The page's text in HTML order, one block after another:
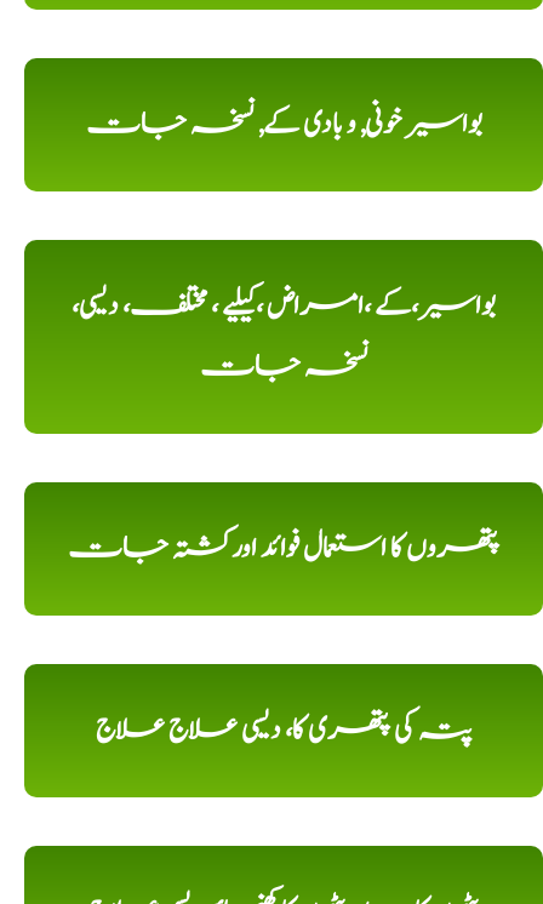
بواسیر خونی, و بادی کے, نسخہ جات
بواسیر،کے ،امراض ،کیلیے ، مختلف، دیسی،
نسخہ جات
پتھروں کا استعمال فوائد اورکشتہ جات
پتہ کی پتھری کا، دیسی علاج علاج